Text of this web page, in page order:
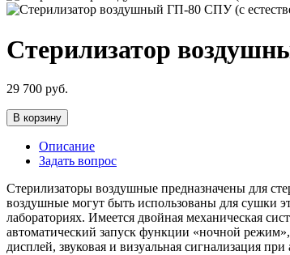
Стерилизатор
29 700 руб.
В корзину
Описание
Задать вопрос
Стерилизаторы воздушные предназначены для
воздушные могут быть использованы для сушки
лабораториях. Имеется двойная механическая
автоматический запуск функции «ночной
дисплей, звуковая и визуальная сигнализация